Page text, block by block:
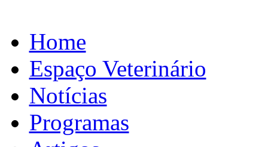
Home
Espaço Veterinário
Notícias
Programas